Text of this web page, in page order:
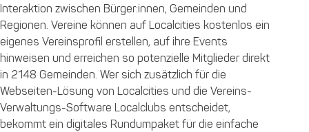
Interaktion zwischen Bürger:innen, Gemeinden und
Regionen. Vereine können auf Localcities kostenlos ein
eigenes Vereinsprofil erstellen, auf ihre Events
hinweisen und erreichen so potenzielle Mitglieder direkt
in 2148 Gemeinden. Wer sich zusätzlich für die
Webseiten-Lösung von Localcities und die Vereins-
Verwaltungs-Software Localclubs entscheidet,
bekommt ein digitales Rundumpaket für die einfache